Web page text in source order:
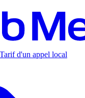
Tarif d'un appel local